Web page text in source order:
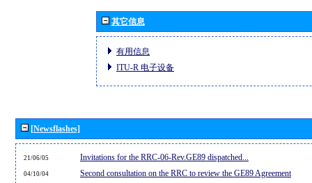
其它信息
有用信息
ITU-R 电子设备
[Newsflashes]
21/06/05 Invitations for the RRC-06-Rev.GE89 dispatched...
04/10/04 Second consultation on the RRC to review the GE89 Agreement